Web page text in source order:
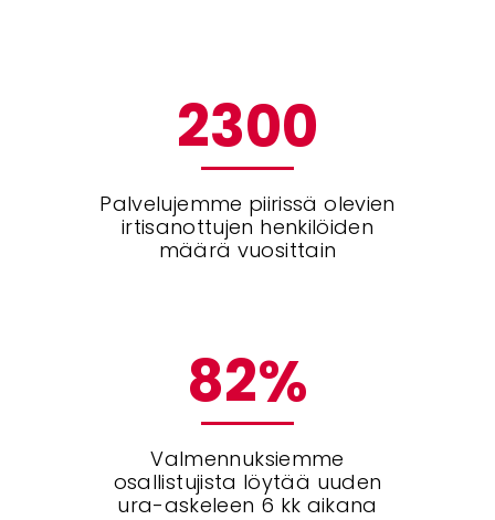
2300
Palvelujemme piirissä olevien
irtisanottujen henkilöiden
määrä vuosittain
82%
Valmennuksiemme
osallistujista löytää uuden
ura-askeleen 6 kk aikana